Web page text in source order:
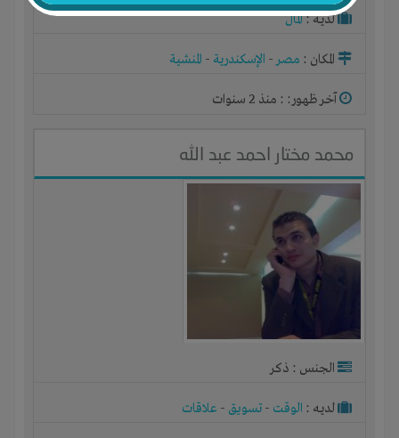
لديـه :المال
المكان : مصر- الإسكندرية - المنشية
آخر ظهور: : منذ 2 سنوات
محمد مختار احمد عبد الله
الجنس : ذكر
لديـه : الوقت - تسويق - علاقات